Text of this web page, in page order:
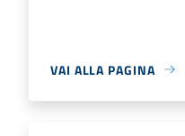
VAI ALLA PAGINA